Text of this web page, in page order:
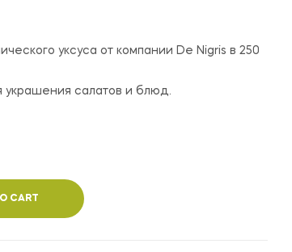
уксуса от компании De Nigris в 250
украшения салатов и блюд.
CART